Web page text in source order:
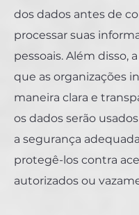
dos dados antes de
processar suas
pessoais. Além disso,
que as organizações
maneira clara e
os dados serão
a segurança
protegê-los contra
autorizados ou